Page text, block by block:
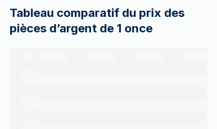
Tableau comparatif du prix des
pièces d’argent de 1 once